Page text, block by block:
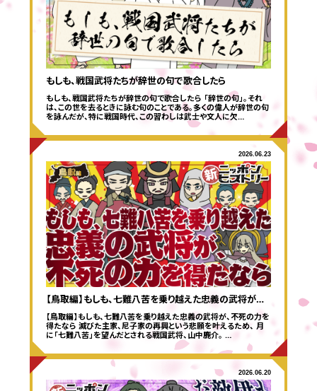
もしも、戦国武将たちが辞世の句で歌合したら
もしも、戦国武将たちが辞世の句で歌合したら 「辞世の句」。それ
は、この世を去るときに詠む句のことである。多くの偉人が辞世の句
を詠んだが、特に戦国時代、この習わしは武士や文人に欠…
2026.06.23
【鳥取編】もしも、七難八苦を乗り越えた忠義の武将が…
【鳥取編】もしも、七難八苦を乗り越えた忠義の武将が、不死の力を
得たなら 滅びた主家、尼子家の再興という悲願を叶えるため、 月
に「七難八苦」を望んだとされる戦国武将、山中鹿介。 …
2026.06.20